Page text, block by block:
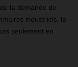
la demande de
industriels, la
seulement en